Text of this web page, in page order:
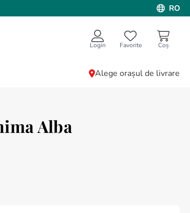
RO
Login Favorite
Alege orașul de livrare
Alba